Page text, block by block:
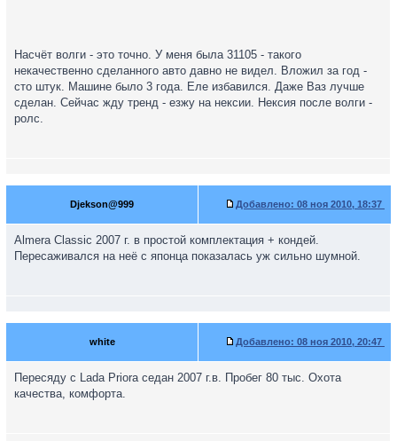
Насчёт волги - это точно. У меня была 31105 - такого
некачественно сделанного авто давно не видел. Вложил за год -
сто штук. Машине было 3 года. Еле избавился. Даже Ваз лучше
сделан. Сейчас жду тренд - езжу на нексии. Нексия после волги -
ролс.
Djekson@999 Добавлено: 08 ноя 2010, 18:37
Almera Classic 2007 г. в простой комплектация + кондей.
Пересаживался на неё с японца показалась уж сильно шумной.
white Добавлено: 08 ноя 2010, 20:47
Пересяду с Lada Priora седан 2007 г.в. Пробег 80 тыс. Охота
качества, комфорта.